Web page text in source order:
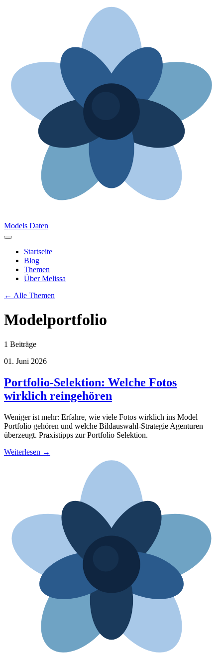
Models Daten
Startseite
Blog
Themen
Über Melissa
← Alle Themen
Modelportfolio
1 Beiträge
01. Juni 2026
Portfolio-Selektion: Welche Fotos
wirklich reingehören
Weniger ist mehr: Erfahre, wie viele Fotos wirklich ins Model
Portfolio gehören und welche Bildauswahl-Strategie Agenturen
überzeugt. Praxistipps zur Portfolio Selektion.
Weiterlesen →